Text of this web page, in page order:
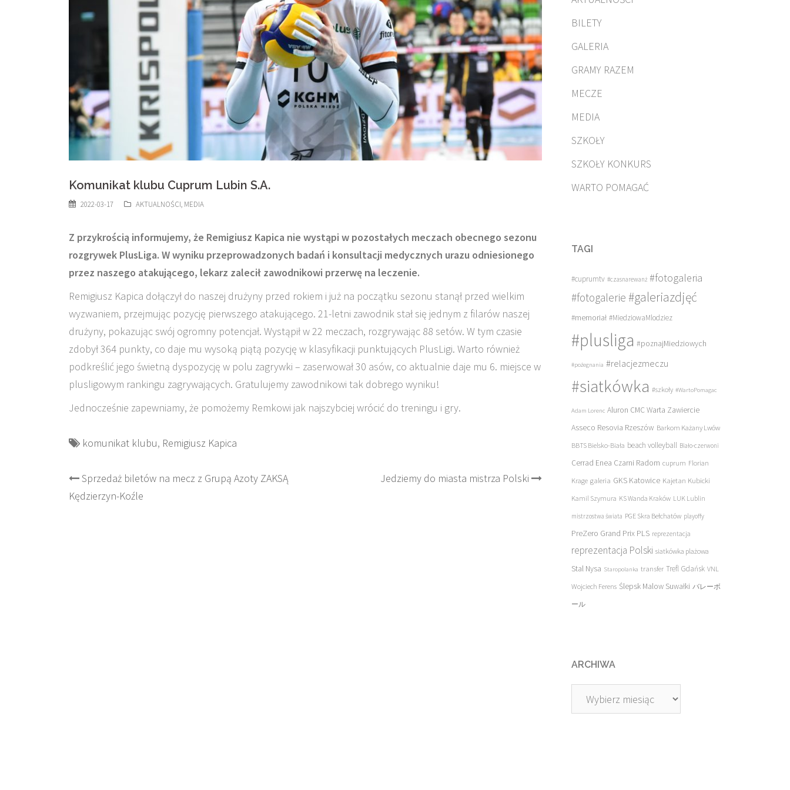
Komunikat klubu Cuprum Lubin S.A.
2022-03-17 AKTUALNOŚCI, MEDIA
Z przykrością informujemy, że Remigiusz Kapica nie wystąpi w pozostałych meczach obecnego sezonu
rozgrywek PlusLiga. W wyniku przeprowadzonych badań i konsultacji medycznych urazu odniesionego
przez naszego atakującego, lekarz zalecił zawodnikowi przerwę na leczenie.
Remigiusz Kapica dołączył do naszej drużyny przed rokiem i już na początku sezonu stanął przed wielkim
wyzwaniem, przejmując pozycję pierwszego atakującego. 21-letni zawodnik stał się jednym z filarów naszej
drużyny, pokazując swój ogromny potencjał. Wystąpił w 22 meczach, rozgrywając 88 setów. W tym czasie
zdobył 364 punkty, co daje mu wysoką piątą pozycję w klasyfikacji punktujących PlusLigi. Warto również
podkreślić jego świetną dyspozycję w polu zagrywki – zaserwował 30 asów, co aktualnie daje mu 6. miejsce w
plusligowym rankingu zagrywających. Gratulujemy zawodnikowi tak dobrego wyniku!
Jednocześnie zapewniamy, że pomożemy Remkowi jak najszybciej wrócić do treningu i gry.
komunikat klubu, Remigiusz Kapica
Post
navigation
Sprzedaż biletów na mecz z Grupą Azoty ZAKSĄ
Kędzierzyn-Koźle
Jedziemy do miasta mistrza Polski
BILETY
GALERIA
GRAMY RAZEM
MECZE
MEDIA
SZKOŁY
SZKOŁY KONKURS
WARTO POMAGAĆ
TAGI
#cuprumtv #czasnarewanż #fotogaleria
#fotogalerie #galeriazdjęć
#memoriał #MiedziowaMlodziez
#plusliga #poznajMiedziowych
#pożegnania #relacjezmeczu
#siatkówka #szkoły #WartoPomagac
Adam Lorenc Aluron CMC Warta Zawiercie
Asseco Resovia Rzeszów Barkom Każany Lwów
BBTS Bielsko-Biała beach volleyball Biało-czerwoni
Cerrad Enea Czarni Radom cuprum Florian
Krage galeria GKS Katowice Kajetan Kubicki
Kamil Szymura KS Wanda Kraków LUK Lublin
mistrzostwa świata PGE Skra Bełchatów playoffy
PreZero Grand Prix PLS reprezentacja
reprezentacja Polski siatkówka plażowa
Stal Nysa Staropolanka transfer Trefl Gdańsk VNL
Wojciech Ferens Ślepsk Malow Suwałki バレーボ
ール
ARCHIWA
Archiwa